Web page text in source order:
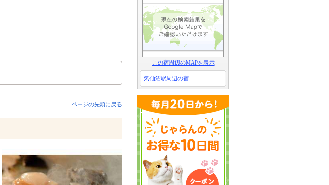
ページの先頭に戻る
この宿周辺のMAPを表示
気仙沼駅周辺の宿